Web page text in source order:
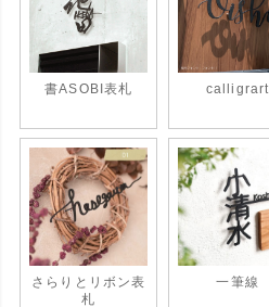
書ASOBI表札 calligrart
さらりとリボン表
札
一筆線